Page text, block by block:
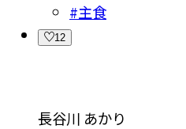
#主食
12
長谷川 あかり